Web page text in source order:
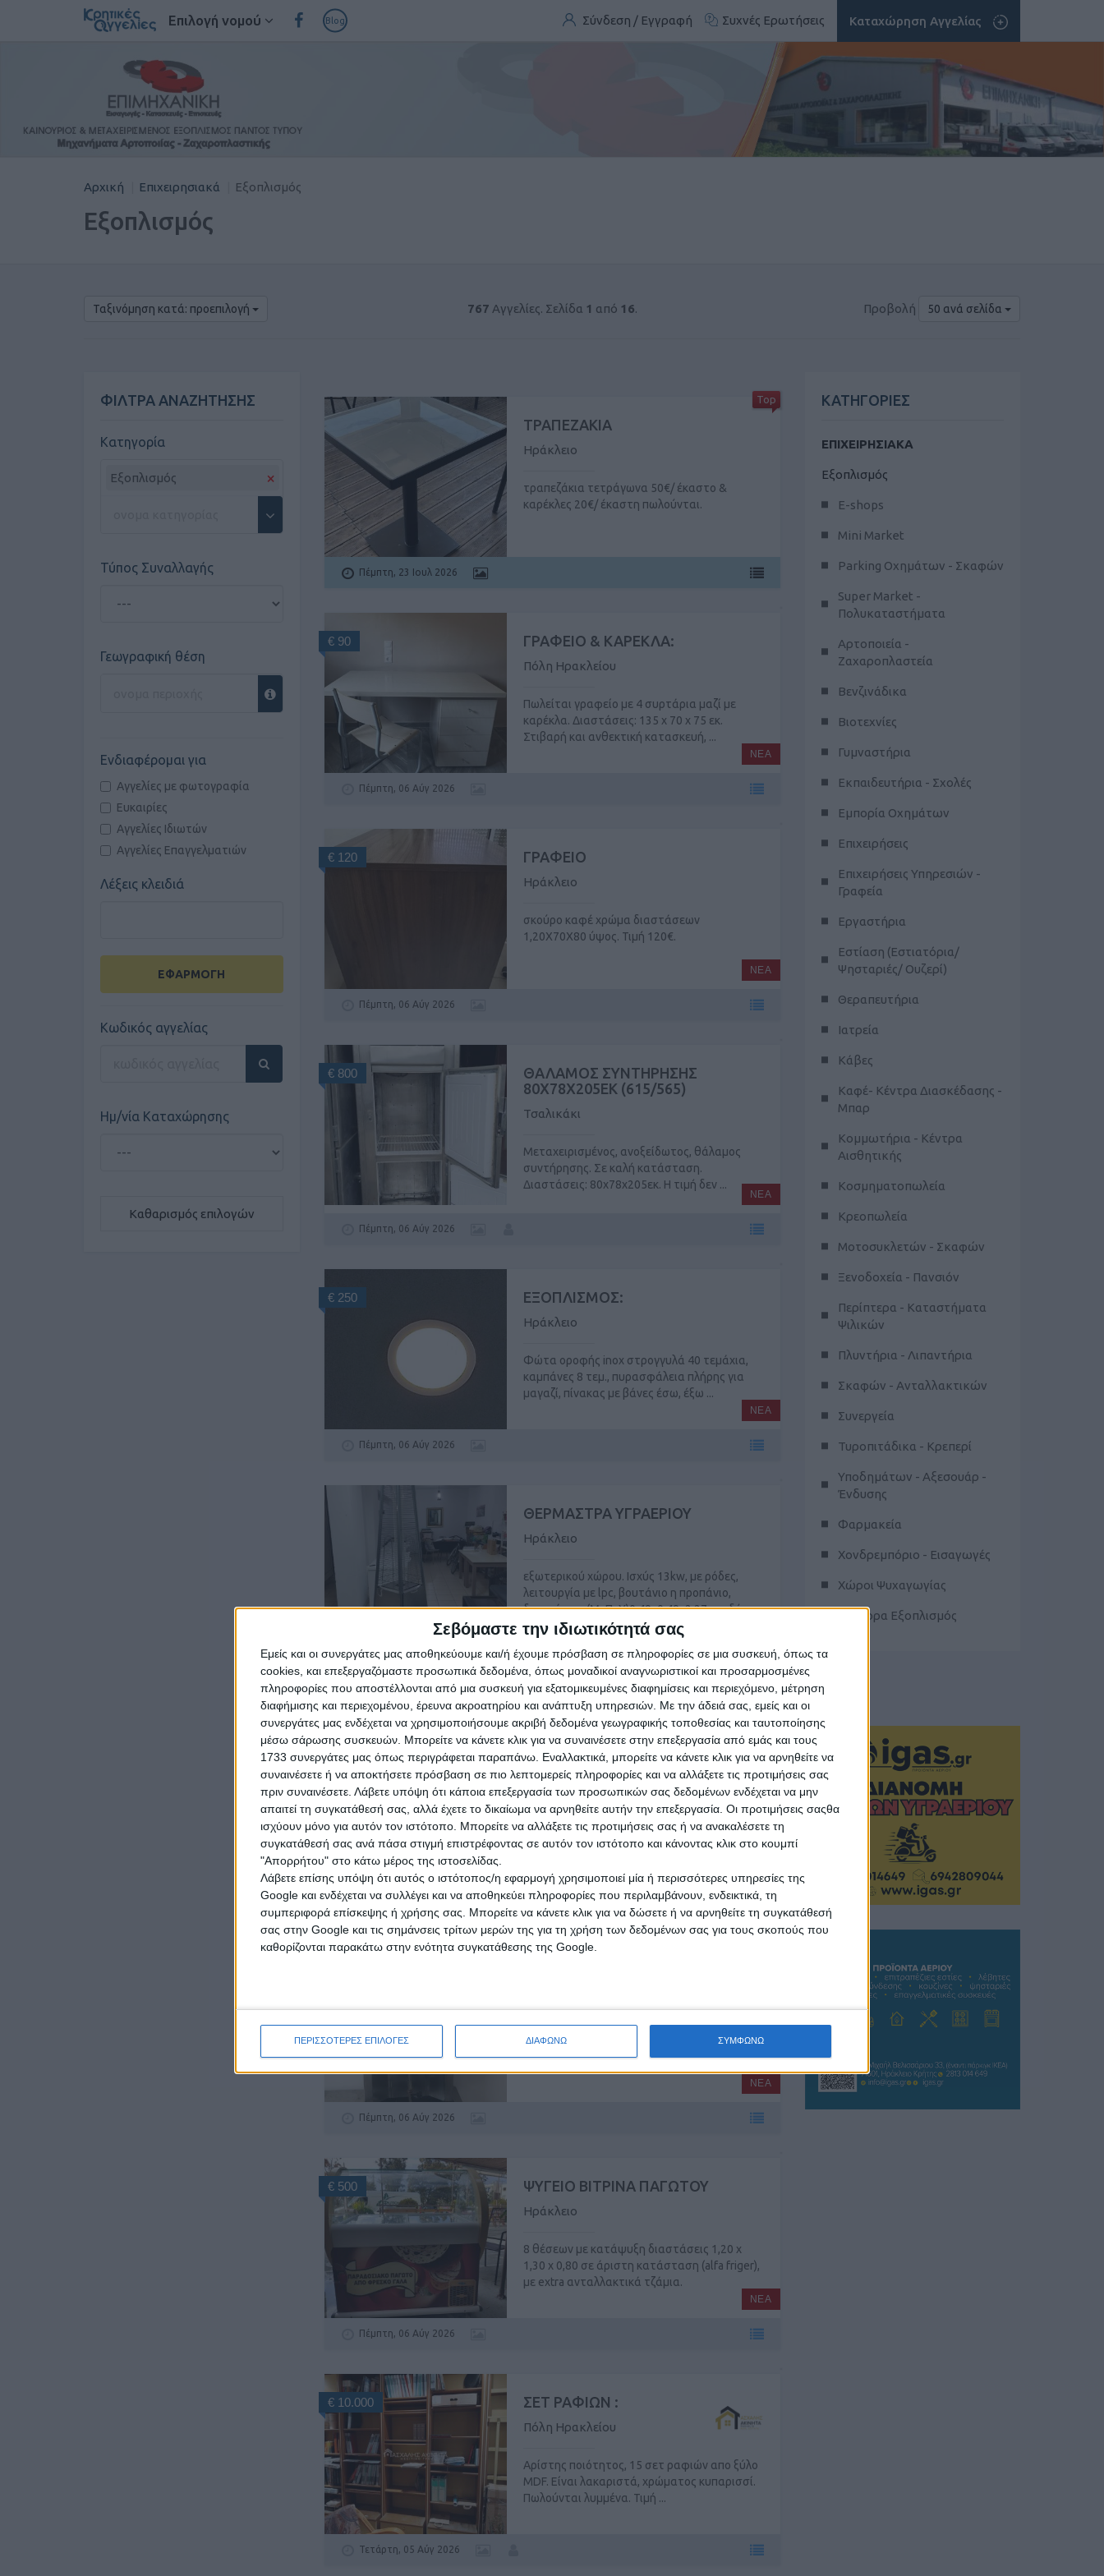
Σεβόμαστε την ιδιωτικότητά σας
Εμείς και οι συνεργάτες μας αποθηκεύουμε και/ή έχουμε πρόσβαση σε πληροφορίες σε μια συσκευή, όπως τα
cookies, και επεξεργαζόμαστε προσωπικά δεδομένα, όπως μοναδικοί αναγνωριστικοί και προσαρμοσμένες
πληροφορίες που αποστέλλονται από μια συσκευή για εξατομικευμένες διαφημίσεις και περιεχόμενο, μέτρηση
διαφήμισης και περιεχομένου, έρευνα ακροατηρίου και ανάπτυξη υπηρεσιών. Με την άδειά σας, εμείς και οι
συνεργάτες μας ενδέχεται να χρησιμοποιήσουμε ακριβή δεδομένα γεωγραφικής τοποθεσίας και ταυτοποίησης
μέσω σάρωσης συσκευών. Μπορείτε να κάνετε κλικ για να συναινέσετε στην επεξεργασία από εμάς και τους
1733 συνεργάτες μας όπως περιγράφεται παραπάνω. Εναλλακτικά, μπορείτε να κάνετε κλικ για να αρνηθείτε να
συναινέσετε ή να αποκτήσετε πρόσβαση σε πιο λεπτομερείς πληροφορίες και να αλλάξετε τις προτιμήσεις σας
πριν συναινέσετε. Λάβετε υπόψη ότι κάποια επεξεργασία των προσωπικών σας δεδομένων ενδέχεται να μην
απαιτεί τη συγκατάθεσή σας, αλλά έχετε το δικαίωμα να αρνηθείτε αυτήν την επεξεργασία. Οι προτιμήσεις σαςθα
ισχύουν μόνο για αυτόν τον ιστότοπο. Μπορείτε να αλλάξετε τις προτιμήσεις σας ή να ανακαλέσετε τη
συγκατάθεσή σας ανά πάσα στιγμή επιστρέφοντας σε αυτόν τον ιστότοπο και κάνοντας κλικ στο κουμπί
"Απορρήτου" στο κάτω μέρος της ιστοσελίδας.
Λάβετε επίσης υπόψη ότι αυτός ο ιστότοπος/η εφαρμογή χρησιμοποιεί μία ή περισσότερες υπηρεσίες της
Google και ενδέχεται να συλλέγει και να αποθηκεύει πληροφορίες που περιλαμβάνουν, ενδεικτικά, τη
συμπεριφορά επίσκεψης ή χρήσης σας. Μπορείτε να κάνετε κλικ για να δώσετε ή να αρνηθείτε τη συγκατάθεσή
σας στην Google και τις σημάνσεις τρίτων μερών της για τη χρήση των δεδομένων σας για τους σκοπούς που
καθορίζονται παρακάτω στην ενότητα συγκατάθεσης της Google.
ΠΕΡΙΣΣΟΤΕΡΕΣ ΕΠΙΛΟΓΕΣ ΔΙΑΦΩΝΩ ΣΥΜΦΩΝΩ
Επιλογή νομού Blog Σύνδεση / Εγγραφή Συχνές Ερωτήσεις Καταχώρηση Αγγελίας
Αρχική Επιχειρησιακά Εξοπλισμός
Εξοπλισμός
Ταξινόμηση κατά: προεπιλογή 767 Αγγελίες. Σελίδα 1 από 16. Προβολή 50 ανά σελίδα
ΦΙΛΤΡΑ ΑΝΑΖΗΤΗΣΗΣ
Κατηγορία
Εξοπλισμός ×
Τύπος Συναλλαγής
Γεωγραφική θέση
Ενδιαφέρομαι για
Αγγελίες με φωτογραφία
Ευκαιρίες
Αγγελίες Ιδιωτών
Αγγελίες Επαγγελματιών
Λέξεις κλειδιά
ΕΦΑΡΜΟΓΗ
Κωδικός αγγελίας
Ημ/νία Καταχώρησης
Καθαρισμός επιλογών
ΤΡΑΠΕΖΑΚΙΑ
Ηράκλειο
τραπεζάκια τετράγωνα 50€/ έκαστο &
καρέκλες 20€/ έκαστη πωλούνται.
Top
Πέμπτη, 23 Ιουλ 2026
ΓΡΑΦΕΙΟ & ΚΑΡΕΚΛΑ:
Πόλη Ηρακλείου
Πωλείται γραφείο με 4 συρτάρια μαζί με
καρέκλα. Διαστάσεις: 135 x 70 x 75 εκ.
Στιβαρή και ανθεκτική κατασκευή, ...
€ 90
ΝΕΑ
Πέμπτη, 06 Αύγ 2026
ΓΡΑΦΕΙΟ
Ηράκλειο
σκούρο καφέ χρώμα διαστάσεων
1,20Χ70Χ80 ύψος. Τιμή 120€.
€ 120
ΝΕΑ
Πέμπτη, 06 Αύγ 2026
ΘΑΛΑΜΟΣ ΣΥΝΤΗΡΗΣΗΣ
80X78X205ΕΚ (615/565)
Τσαλικάκι
Μεταχειρισμένος, ανοξείδωτος, θάλαμος
συντήρησης. Σε καλή κατάσταση.
Διαστάσεις: 80x78x205εκ. Η τιμή δεν ...
€ 800
ΝΕΑ
Πέμπτη, 06 Αύγ 2026
ΕΞΟΠΛΙΣΜΟΣ:
Ηράκλειο
Φώτα οροφής inox στρογγυλά 40 τεμάχια,
καμπάνες 8 τεμ., πυρασφάλεια πλήρης για
μαγαζί, πίνακας με βάνες έσω, έξω ...
€ 250
ΝΕΑ
Πέμπτη, 06 Αύγ 2026
ΘΕΡΜΑΣΤΡΑ ΥΓΡΑΕΡΙΟΥ
Ηράκλειο
εξωτερικού χώρου. Ισχύς 13kw, με ρόδες,
λειτουργία με lpc, βουτάνιο η προπάνιο,
διαστάσεις (MxΠxY)0,49x0,49x2,27 σχεδόν ...
Πέμπτη, 06 Αύγ 2026
ΤΑΜΕΙΟ INOX
Ηράκλειο
σαν καινούργιο, πωλείται
€ 400
ΝΕΑ
Πέμπτη, 06 Αύγ 2026
ΝΕΑ
Πέμπτη, 06 Αύγ 2026
ΨΥΓΕΙΟ ΒΙΤΡΙΝΑ ΠΑΓΩΤΟΥ
Ηράκλειο
8 θέσεων με κατάψυξη διαστάσεις 1,20 x
1,30 x 0,80 σε άριστη κατάσταση (alfa friger),
με extra ανταλλακτικά τζάμια.
€ 500
ΝΕΑ
Πέμπτη, 06 Αύγ 2026
ΣΕΤ ΡΑΦΙΩΝ :
Πόλη Ηρακλείου
Αρίστης ποιότητος, 15 σετ ραφιών απο ξύλο
MDF. Είναι λακαριστά, χρώματος κυπαρισσί.
Πωλούνται λυμμένα. Τιμή ...
€ 10.000
Τετάρτη, 05 Αύγ 2026
ΚΑΤΗΓΟΡΙΕΣ
ΕΠΙΧΕΙΡΗΣΙΑΚΑ
Εξοπλισμός
E-shops
Mini Market
Parking Οχημάτων - Σκαφών
Super Market -
Πολυκαταστήματα
Αρτοποιεία -
Ζαχαροπλαστεία
Βενζινάδικα
Βιοτεχνίες
Γυμναστήρια
Εκπαιδευτήρια - Σχολές
Εμπορία Οχημάτων
Επιχειρήσεις
Επιχειρήσεις Υπηρεσιών -
Γραφεία
Εργαστήρια
Εστίαση (Εστιατόρια/
Ψησταριές/ Ουζερί)
Θεραπευτήρια
Ιατρεία
Κάβες
Καφέ- Κέντρα Διασκέδασης -
Μπαρ
Κομμωτήρια - Κέντρα
Αισθητικής
Κοσμηματοπωλεία
Κρεοπωλεία
Μοτοσυκλετών - Σκαφών
Ξενοδοχεία - Πανσιόν
Περίπτερα - Καταστήματα
Ψιλικών
Πλυντήρια - Λιπαντήρια
Σκαφών - Ανταλλακτικών
Συνεργεία
Τυροπιτάδικα - Κρεπερί
Υποδημάτων - Αξεσουάρ -
Ένδυσης
Φαρμακεία
Χονδρεμπόριο - Εισαγωγές
Χώροι Ψυχαγωγίας
Διάφορα Εξοπλισμός